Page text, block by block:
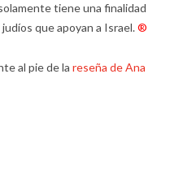
tiene una finalidad
que apoyan a Israel.®
al pie de la reseña de Ana